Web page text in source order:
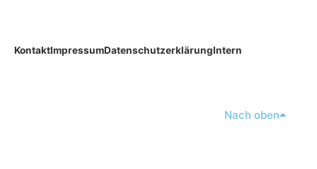
KontaktImpressumDatenschutzerklärungIntern
Nach oben